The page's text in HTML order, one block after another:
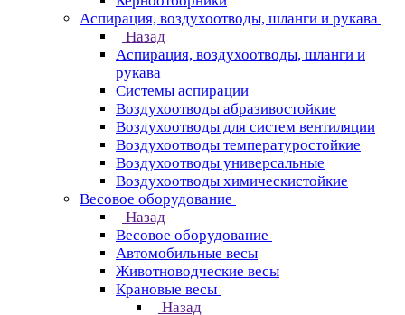
Аспирация, воздухоотводы, шланги и рукава
Назад
Аспирация, воздухоотводы, шланги и
рукава
Системы аспирации
Воздухоотводы абразивостойкие
Воздухоотводы для систем вентиляции
Воздухоотводы температуростойкие
Воздухоотводы универсальные
Воздухоотводы химическистойкие
Весовое оборудование
Назад
Весовое оборудование
Автомобильные весы
Животноводческие весы
Крановые весы
Назад